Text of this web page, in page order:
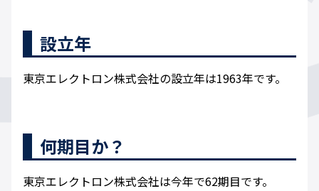
設立年
東京エレクトロン株式会社の設立年は1963年です。
何期目か？
東京エレクトロン株式会社は今年で62期目です。